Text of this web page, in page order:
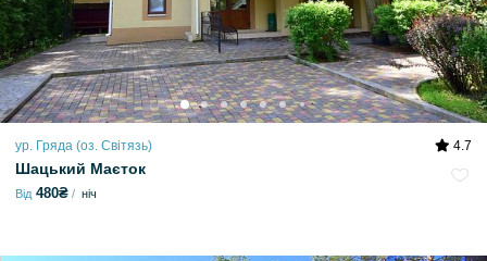
ур. Гряда (оз. Світязь) 4.7
Шацький Маєток
Від 480₴ ніч